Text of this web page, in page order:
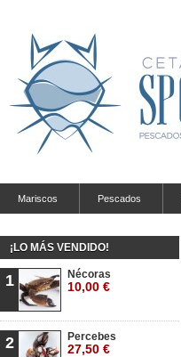
Mariscos Pescados
¡LO MÁS VENDIDO!
1 Nécoras
10,00 €
2 Percebes
27,50 €